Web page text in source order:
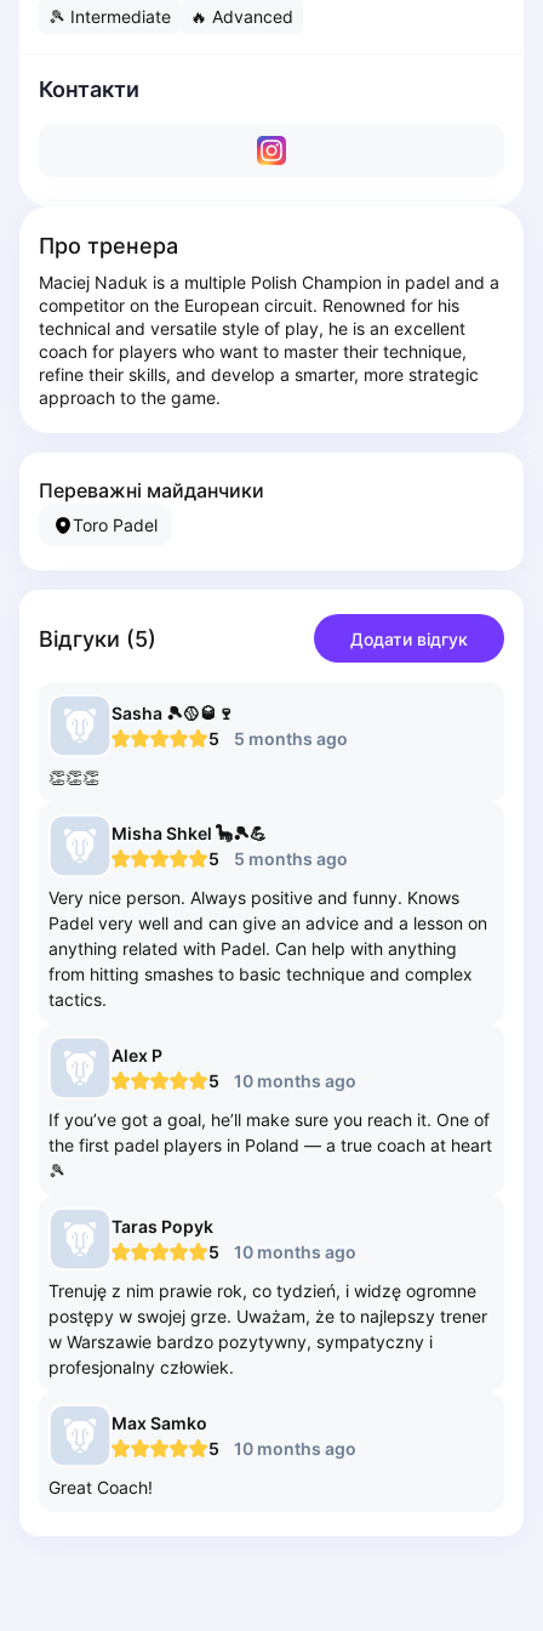
Dabrowa Gornicza
Katowice
Katowice Area
Kielce
Kościerzyna
Krakow
Legionowo
Nowy Sącz
Olsztyn
Poznan
Pruszcz Gdański
Rzeszow
Siedlce
Stalowa Wola
Szczecin
Trabki Wielkie
Turbia
Tychy
Warsaw
Wroclaw
Zabrze
Zielona Gora
Lisbon
Bucharest
Alicante
Cherkasy
Chernivtsi
Dnipro
Ivano-Frankivsk
Kharkiv
Khmelnytskyi
🎾 Intermediate 🔥 Advanced
Контакти
Про тренера
Maciej Naduk is a multiple Polish Champion in padel and a
competitor on the European circuit. Renowned for his
technical and versatile style of play, he is an excellent
coach for players who want to master their technique,
refine their skills, and develop a smarter, more strategic
approach to the game.
Переважні майданчики
Toro Padel
Відгуки (5) Додати відгук
Sasha 🎾🥎🥃🍷
5
5 months ago
👏👏👏
MishaShkel 🦕🎾💪
5
5 months ago
Very nice person. Always positive and funny. Knows
Padel very well and can give an advice and a lesson on
anything related with Padel. Can help with anything
from hitting smashes to basic technique and complex
tactics.
Alex P
5
10 months ago
If you’ve got a goal, he’ll make sure you reach it. One of
the first padel players in Poland — a true coach at heart
🎾
Taras Popyk
5
10 months ago
Trenuję z nim prawie rok, co tydzień, i widzę ogromne
postępy w swojej grze. Uważam, że to najlepszy trener
w Warszawie bardzo pozytywny, sympatyczny i
profesjonalny człowiek.
MaxSamko
5
10 months ago
Great Coach!